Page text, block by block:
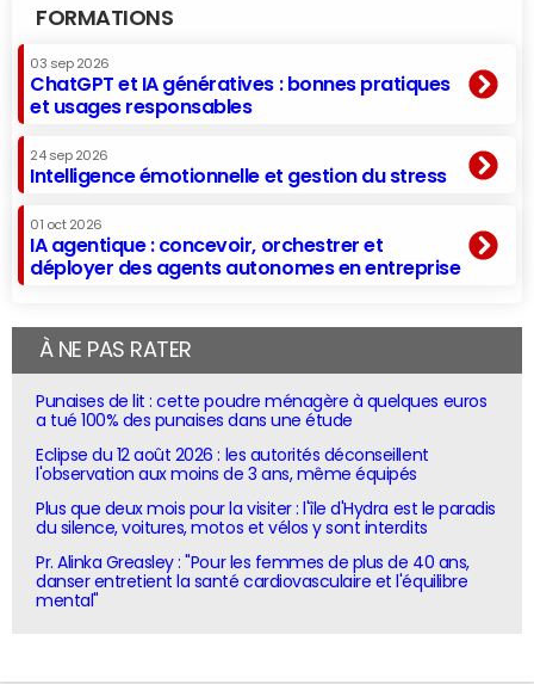
FORMATIONS
03 sep 2026
ChatGPT et IA génératives : bonnes pratiques
et usages responsables
24 sep 2026
Intelligence émotionnelle et gestion du stress
01 oct 2026
IA agentique : concevoir, orchestrer et
déployer des agents autonomes en entreprise
À NE PAS RATER
Punaises de lit : cette poudre ménagère à quelques euros
a tué 100% des punaises dans une étude
Eclipse du 12 août 2026 : les autorités déconseillent
l'observation aux moins de 3 ans, même équipés
Plus que deux mois pour la visiter : l'île d'Hydra est le paradis
du silence, voitures, motos et vélos y sont interdits
Pr. Alinka Greasley : "Pour les femmes de plus de 40 ans,
danser entretient la santé cardiovasculaire et l'équilibre
mental"